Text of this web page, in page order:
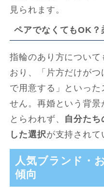
見られます。
ペアでなくてもOK？
指輪のあり方につい
おり、「片方だけが
で用意する」といった
せん。再婚という背
とらわれず、 自分たち
した選択が支持されて
人気ブランド・
傾向